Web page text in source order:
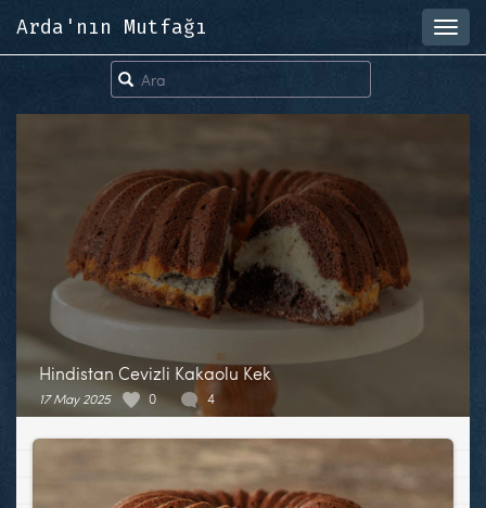
Arda'nın Mutfağı
Hindistan Cevizli Kakaolu Kek
17 May 2025 0 4